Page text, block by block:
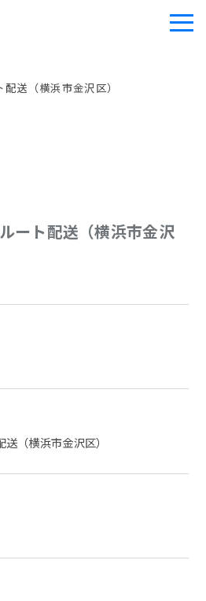
送（横浜市金沢区）
ート配送（横浜市金沢
（横浜市金沢区）